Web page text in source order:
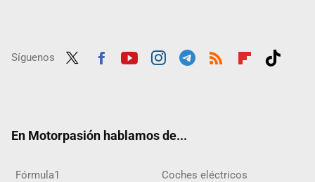
Síguenos
En Motorpasión hablamos de...
Fórmula1 Coches eléctricos